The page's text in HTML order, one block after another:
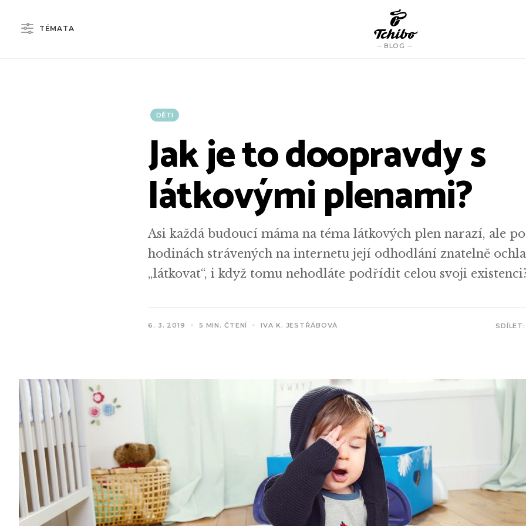
TÉMATA
BLOG
DĚTI
Jak je to doopravdy s
látkovými plenami?
Asi každá budoucí máma na téma látkových plen narazí, ale
hodinách strávených na internetu její odhodlání znatelně
„látkovat“, i když tomu nehodláte podřídit celou svoji
6. 3. 2019 5 MIN. ČTENÍ IVA K. JESTŘÁBOVÁ